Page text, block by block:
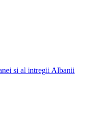
si al intregii Albanii